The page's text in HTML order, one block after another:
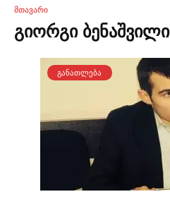
ᲛᲗᲐᲕᲐᲠᲘ
გიორგი ბენაშვილი
ᲒᲐᲜᲐᲗᲚᲔᲑᲐ